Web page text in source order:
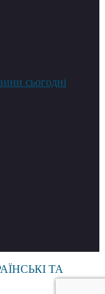
сьогодні
ТА